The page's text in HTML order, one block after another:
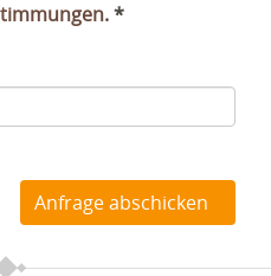
.
Anfrage abschicken